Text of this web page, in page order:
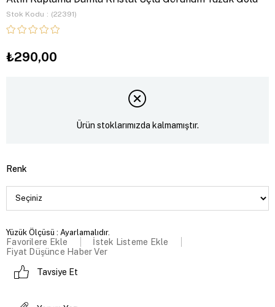
Stok Kodu (22391)
₺290,00
Ürün stoklarımızda kalmamıştır.
Renk
Yüzük Ölçüsü : Ayarlamalıdır.
Favorilere Ekle
İstek Listeme Ekle
Fiyat Düşünce Haber Ver
Tavsiye Et